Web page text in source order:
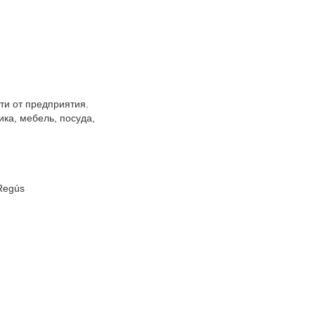
от предприятия.
мебель, посуда,